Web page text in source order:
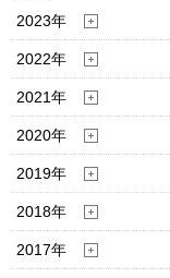
2023年
2022年
2021年
2020年
2019年
2018年
2017年